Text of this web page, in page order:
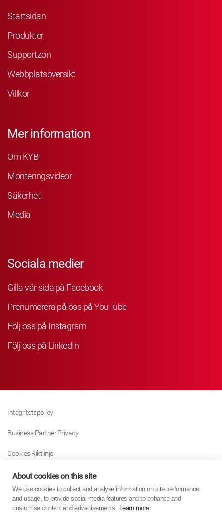
Startsidan
Produkter
Supportzon
Webbplatsöversikt
Villkor
Mer information
Om KYB
Monteringsvideor
Säkerhet
Media
Sociala medier
Gilla vår sida på Facebook
Prenumerera på oss på YouTube
Följ oss på Instagram
Följ oss på LinkedIn
Integritetspolicy
Business Partner Privacy
Cookies Riktlinje
Modern Slavery Act Policy
Tax Strategy
About cookies on this site
We use cookies to collect and analyse information on site performance
and usage, to provide social media features and to enhance and
customise content and advertisements. Learn more